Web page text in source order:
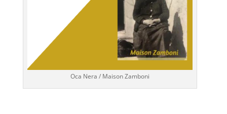
Oca Nera / Maison Zamboni